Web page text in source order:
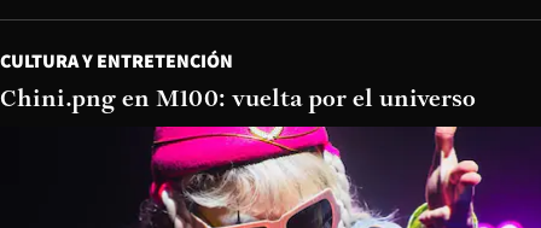
CULTURA Y ENTRETENCIÓN
Chini.png en M100: vuelta por el universo